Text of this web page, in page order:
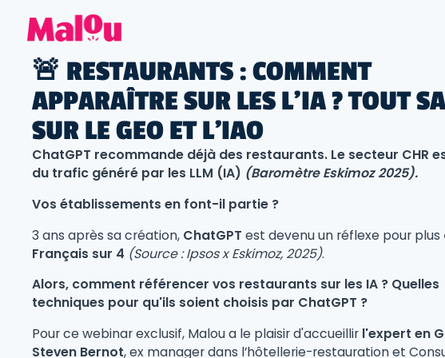
🚨 RESTAURANTS : COMMENT
APPARAÎTRE SUR LES L’IA ? TOUT
SUR LE GEO ET L'IAO
ChatGPT recommande déjà des restaurants. Le secteur CHR
du trafic généré par les LLM (IA) (Baromètre Eskimoz 2025).
Vos établissements en font-il partie ?
3 ans après sa création, ChatGPTest devenu un réflexe pour plus
Français sur 4 (Source : Ipsos x Eskimoz, 2025).
Alors, comment référencer vos restaurants sur les IA ? Quelles
techniques pour qu'ils soient choisis par ChatGPT ?
Pour ce webinar exclusif, Malou a le plaisir d'accueillir l'expert en
Steven Bernot, ex manager dans l’hôtellerie-restauration et